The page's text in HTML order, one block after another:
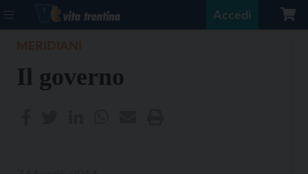
Accedi
Il governo